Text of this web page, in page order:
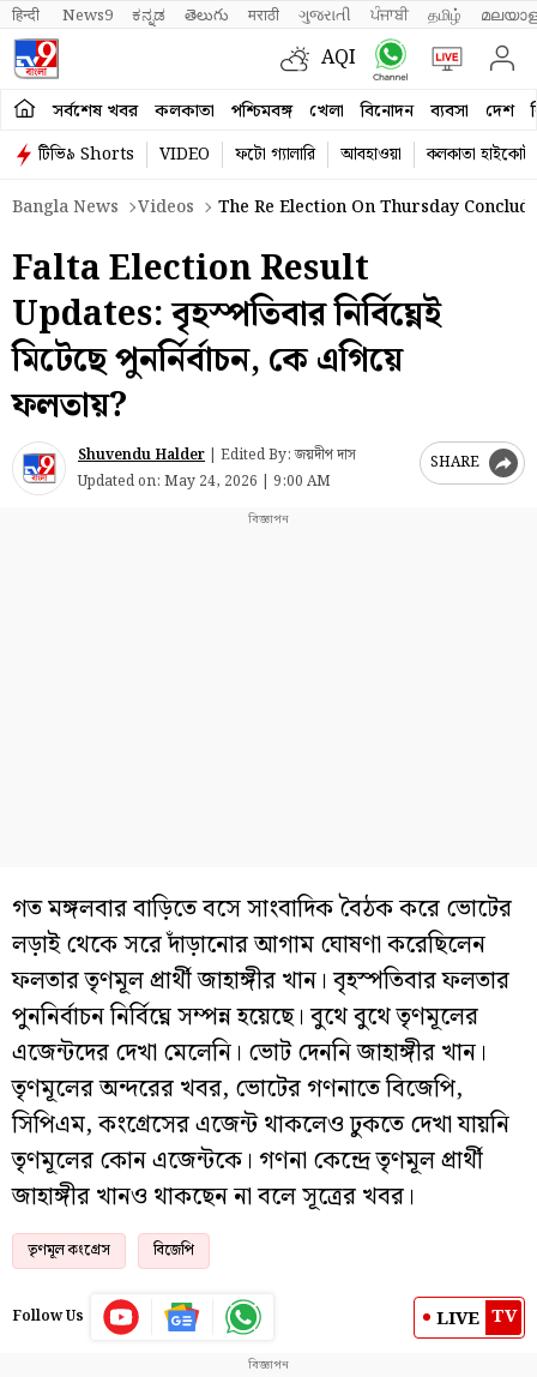
हिन्दी News9 ಕನ್ನಡ తెలుగు मराठी ગુજરાતી ਪੰਜਾਬੀ தமிழ்
AQI
সর্বশেষ খবর কলকাতা পশ্চিমবঙ্গ খেলা বিনোদন ব্যবসা দেশ
টিভি৯ Shorts VIDEO ফটো গ্যালারি আবহাওয়া
কলকাতা হাইকোর্ট
Bangla News
Videos The Re Election On Thursday
Falta Election Result
Updates: বৃহস্পতিবার নির্বিঘ্নেই
মিটেছে পুনর্নির্বাচন, কে এগিয়ে
ফলতায়?
Shuvendu Halder | Edited By: জয়দীপ দাস
Updated on: May 24, 2026 | 9:00 AM
SHARE
গত মঙ্গলবার বাড়িতে বসে সাংবাদিক বৈঠক করে ভোটের
লড়াই থেকে সরে দাঁড়ানোর আগাম ঘোষণা করেছিলেন
ফলতার তৃণমূল প্রার্থী জাহাঙ্গীর খান। বৃহস্পতিবার ফলতার
পুননির্বাচন নির্বিঘ্নে সম্পন্ন হয়েছে। বুথে বুথে তৃণমূলের
এজেন্টদের দেখা মেলেনি। ভোট দেননি জাহাঙ্গীর খান।
তৃণমূলের অন্দরের খবর, ভোটের গণনাতে বিজেপি,
সিপিএম, কংগ্রেসের এজেন্ট থাকলেও ঢুকতে দেখা যায়নি
তৃণমূলের কোন এজেন্টকে। গণনা কেন্দ্রে তৃণমূল প্রার্থী
জাহাঙ্গীর খানও থাকছেন না বলে সূত্রের খবর।
তৃণমূল কংগ্রেস বিজেপি
Follow Us LIVE TV